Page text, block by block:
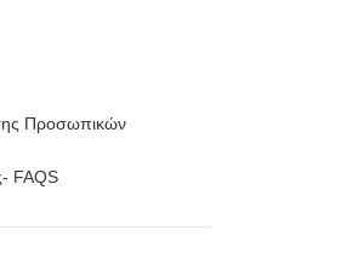
Προσωπικών
FAQS